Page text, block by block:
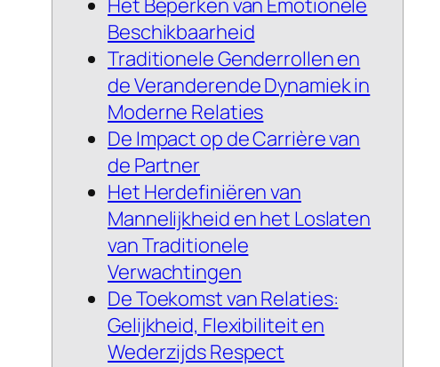
Het Beperken van Emotionele
Beschikbaarheid
Traditionele Genderrollen en
de Veranderende Dynamiek in
Moderne Relaties
De Impact op de Carrière van
de Partner
Het Herdefiniëren van
Mannelijkheid en het Loslaten
van Traditionele
Verwachtingen
De Toekomst van Relaties:
Gelijkheid, Flexibiliteit en
Wederzijds Respect